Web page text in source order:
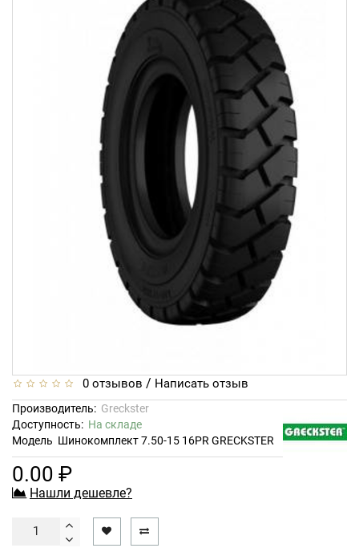
0 отзывов / Написать отзыв
Производитель: Greckster
Доступность: На складе
Модель Шинокомплект 7.50-15 16PR GRECKSTER
0.00 ₽
Нашли дешевле?